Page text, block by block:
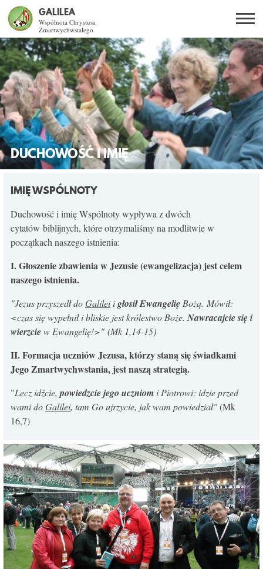
GALILEA
Wspólnota Chrystusa
Zmartwychwstałego
PL EN BG
Szukaj
CO DAJE ŻYCIE Z JEZUSEM?
SPOTKANIA OTWARTE
DLA KOGO?
WSPÓLNOTA
KURSY SE
DUCHOWOŚĆ I IMIĘ
IMIĘ WSPÓLNOTY
Duchowość i imię Wspólnoty wypływa z dwóch
cytatów biblijnych, które otrzymaliśmy na modlitwie w
początkach naszego istnienia:
I. Głoszenie zbawienia w Jezusie (ewangelizacja) jest celem
naszego istnienia.
"Jezus przyszedł doGalileiigłosił EwangelięBożą. Mówił:
<czas się wypełnił i bliskie jest królestwo Boże.Nawracajcie się i
wierzciew Ewangelię!>" (Mk 1,14-15)
II. Formacja uczniów Jezusa, którzy staną się świadkami
Jego Zmartwychwstania, jest naszą strategią.
"Lecz idźcie,powiedzcie jego uczniom i Piotrowi: idzie przed
wami doGalilei, tam Go ujrzycie, jak wam powiedział"(Mk
16,7)